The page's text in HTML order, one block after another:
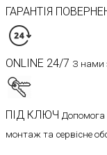
ГАРАНТІЯ
ONLINE 24/7 З нами
ПІД КЛЮЧ Допомога
монтаж та сервісне